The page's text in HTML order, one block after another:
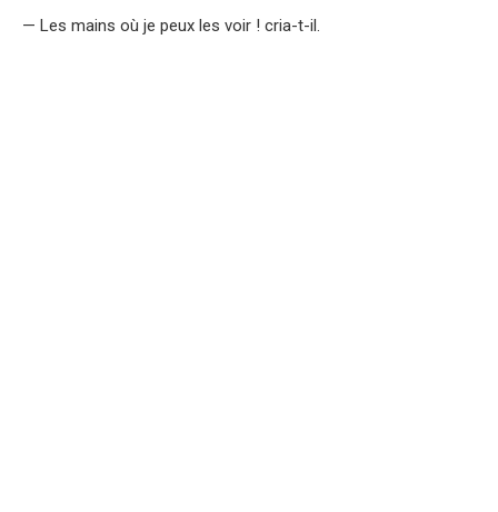
— Les mains où je peux les voir ! cria-t-il.